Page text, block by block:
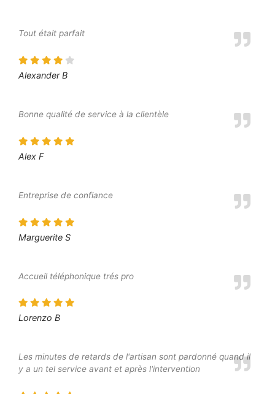
Tout était parfait
Alexander B
Bonne qualité de service à la clientèle
Alex F
Entreprise de confiance
Marguerite S
Accueil téléphonique trés pro
Lorenzo B
Les minutes de retards de l'artisan sont pardonné quand il
y a un tel service avant et après l'intervention